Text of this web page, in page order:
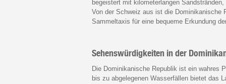
begeistert mit kilometerlangen
Von der Schweiz aus ist die Dominikanische
Sammeltaxis für eine bequeme Erkundung
Sehenswürdigkeiten in der
Die Dominikanische Republik ist ein wahres
bis zu abgelegenen Wasserfällen bietet das